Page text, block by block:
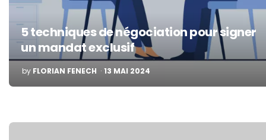
5 techniques de négociation pour signer
un mandat exclusif
POSTED
BY
by FLORIAN FENECH 13 MAI 2024